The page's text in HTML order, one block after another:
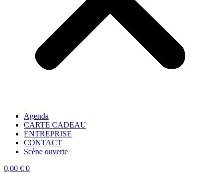
Agenda
CARTE CADEAU
ENTREPRISE
CONTACT
Scène ouverte
0,00 € 0